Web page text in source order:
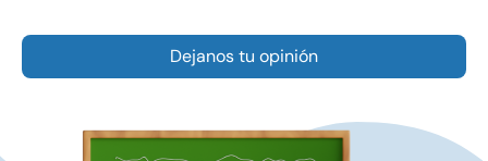
Dejanos tu opinión